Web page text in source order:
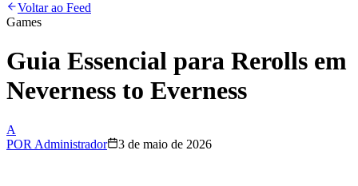
Voltar ao Feed
Games
Guia Essencial para Rerolls em
Neverness to Everness
A
POR Administrador 3 de maio de 2026